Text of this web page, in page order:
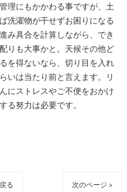
理にもかかわる事ですが、土
洗濯物が干せずお困りになる
み具合を計算しながら、でき
りも大事かと。天候その他ど
を得ないなら、切り目を入れ
いは当たり前と言えます。リ
にストレスやご不便をおかけ
る努力は必要です。
る 次のページ >